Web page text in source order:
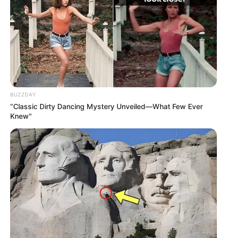
BUZZDAY
“Classic Dirty Dancing Mystery Unveiled—What Few Ever
Knew"